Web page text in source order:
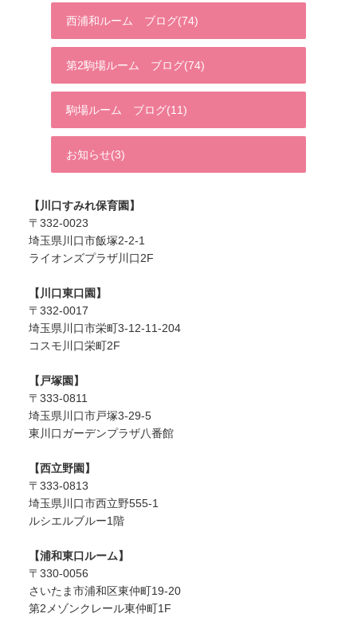
西浦和ルーム ブログ(74)
第2駒場ルーム ブログ(74)
駒場ルーム ブログ(11)
お知らせ(3)
【川口すみれ保育園】
〒332-0023
埼玉県川口市飯塚2-2-1
ライオンズプラザ川口2F
【川口東口園】
〒332-0017
埼玉県川口市栄町3-12-11-204
コスモ川口栄町2F
【戸塚園】
〒333-0811
埼玉県川口市戸塚3-29-5
東川口ガーデンプラザ八番館
【西立野園】
〒333-0813
埼玉県川口市西立野555-1
ルシエルブルー1階
【浦和東口ルーム】
〒330-0056
さいたま市浦和区東仲町19-20
第2メゾンクレール東仲町1F